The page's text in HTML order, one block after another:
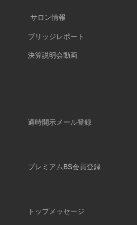
サロン情報
ブリッジレポート
決算説明会動画
適時開示メール登録
プレミアムBS会員登録
トップメッセージ